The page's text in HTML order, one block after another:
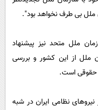
ملل بی طرف نخواهد بود".
ملل متحد نیز پیشنهاد
ملل از این کشور و بررسی
حقوقی است.
نظامی ایران در شبه